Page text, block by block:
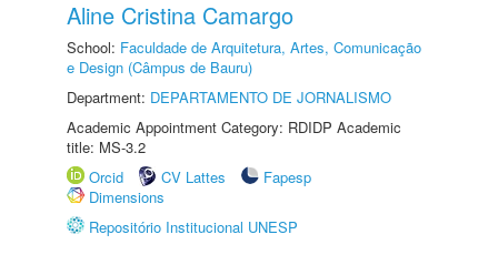
Aline Cristina Camargo
School: Faculdade de Arquitetura, Artes, Comunicação
e Design (Câmpus de Bauru)
Department: DEPARTAMENTO DE JORNALISMO
Academic Appointment Category: RDIDP Academic
title: MS-3.2
Orcid
CV Lattes
Fapesp
Dimensions
Repositório Institucional UNESP